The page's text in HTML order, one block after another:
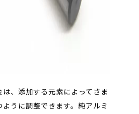
、添加する元素によってさま
うに調整できます。純アルミ